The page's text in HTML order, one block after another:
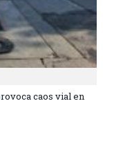
caos vial en